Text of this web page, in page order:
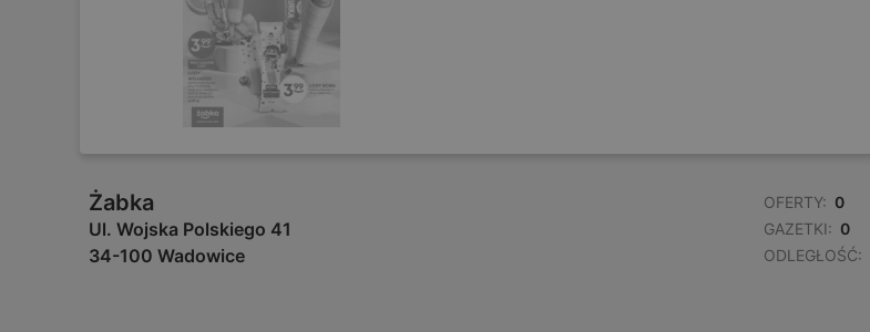
Żabka
Ul. Wojska Polskiego 41
34-100 Wadowice
OFERTY: 0
GAZETKI: 0
ODLEGŁOŚĆ: